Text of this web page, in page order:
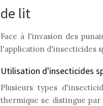
de lit
Face à l'invasion des
l'application d'insecticides
Utilisation d'insecticides
Plusieurs types
thermique se distingue